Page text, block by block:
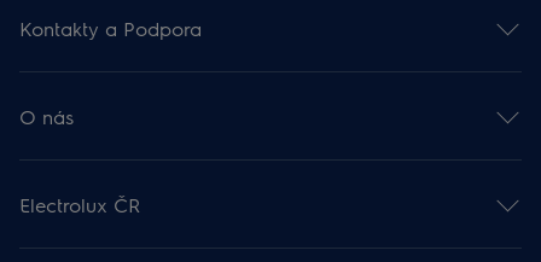
Kontakty a Podpora
Odběr newsletteru
Facebook 🡕
Instagram 🡕
TikTok 🡕
Rady a návody
O nás
Finanční informace 🡕
Udržitelnost 🡕
Práce v Electroluxu 🡕
Electrolux ČR